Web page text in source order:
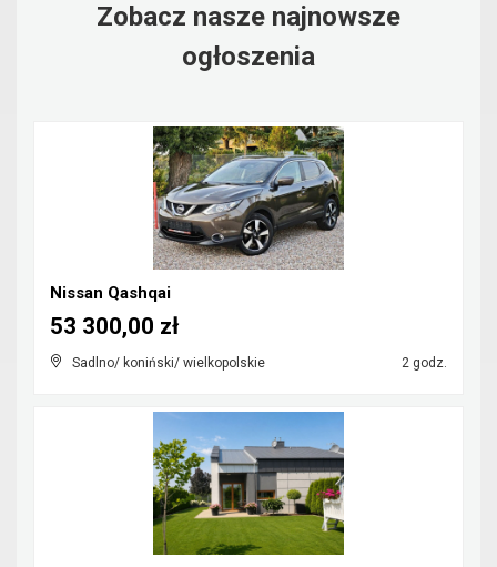
Zobacz nasze najnowsze
ogłoszenia
Nissan Qashqai
Sadlno/ koniński/ wielkopolskie 2 godz.
53 300,00 zł